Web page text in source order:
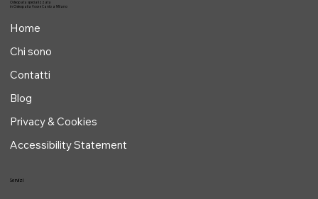
Osteopata specializzata
in Osteopatia Voce e Canto a Milano
Home
Chi sono
Contatti
Blog
Privacy & Cookies
Accessibility Statement
Servizi